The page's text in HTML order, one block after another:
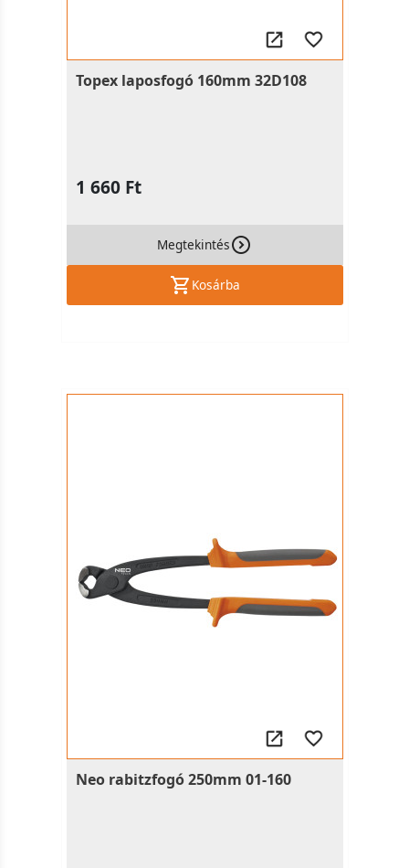
Topex laposfogó 160mm 32D108
1 660 Ft
Megtekintés
Kosárba
Neo rabitzfogó 250mm 01-160